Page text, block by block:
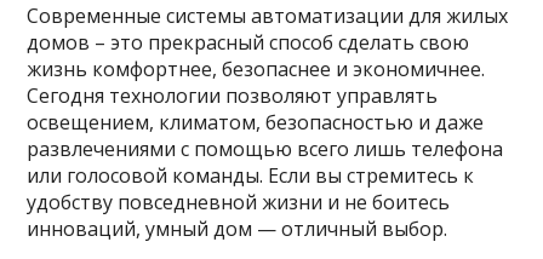
Современные системы автоматизации для жилых
домов – это прекрасный способ сделать свою
жизнь комфортнее, безопаснее и экономичнее.
Сегодня технологии позволяют управлять
освещением, климатом, безопасностью и даже
развлечениями с помощью всего лишь телефона
или голосовой команды. Если вы стремитесь к
удобству повседневной жизни и не боитесь
инноваций, умный дом — отличный выбор.